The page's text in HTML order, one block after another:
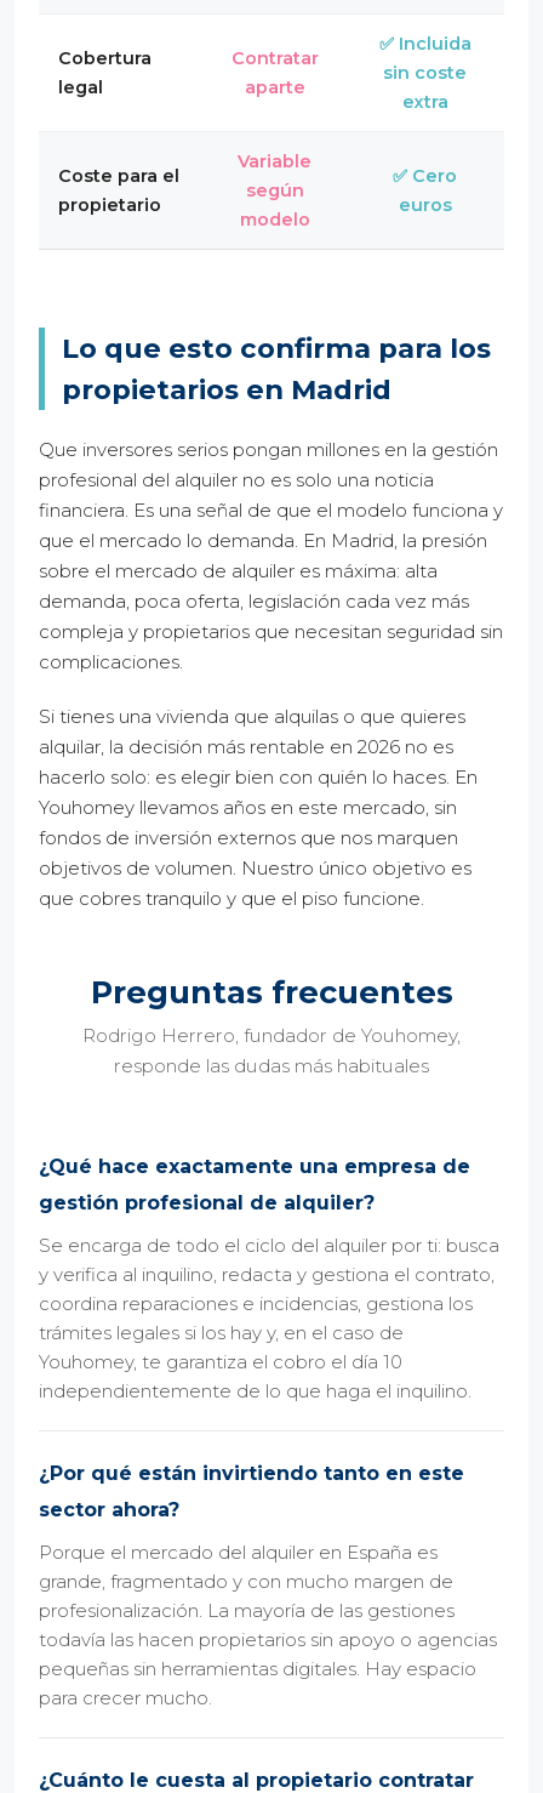
Cobertura
legal
Contratar
aparte
✅ Incluida
sin coste
extra
Coste para el
propietario
Variable
según
modelo
✅ Cero
euros
Lo que esto confirma para los
propietarios en Madrid
Que inversores serios pongan millones en la gestión
profesional del alquiler no es solo una noticia
financiera. Es una señal de que el modelo funciona y
que el mercado lo demanda. En Madrid, la presión
sobre el mercado de alquiler es máxima: alta
demanda, poca oferta, legislación cada vez más
compleja y propietarios que necesitan seguridad sin
complicaciones.
Si tienes una vivienda que alquilas o que quieres
alquilar, la decisión más rentable en 2026 no es
hacerlo solo: es elegir bien con quién lo haces. En
Youhomey llevamos años en este mercado, sin
fondos de inversión externos que nos marquen
objetivos de volumen. Nuestro único objetivo es
que cobres tranquilo y que el piso funcione.
Preguntas frecuentes
Rodrigo Herrero, fundador de Youhomey,
responde las dudas más habituales
¿Qué hace exactamente una empresa de
gestión profesional de alquiler?
Se encarga de todo el ciclo del alquiler por ti: busca
y verifica al inquilino, redacta y gestiona el contrato,
coordina reparaciones e incidencias, gestiona los
trámites legales si los hay y, en el caso de
Youhomey, te garantiza el cobro el día 10
independientemente de lo que haga el inquilino.
¿Por qué están invirtiendo tanto en este
sector ahora?
Porque el mercado del alquiler en España es
grande, fragmentado y con mucho margen de
profesionalización. La mayoría de las gestiones
todavía las hacen propietarios sin apoyo o agencias
pequeñas sin herramientas digitales. Hay espacio
para crecer mucho.
¿Cuánto le cuesta al propietario contratar